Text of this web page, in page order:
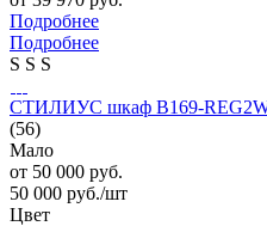
Подробнее
Подробнее
S S S
СТИЛИУС шкаф B169-
(56)
Мало
от 50 000 руб.
50 000 руб./шт
Цвет